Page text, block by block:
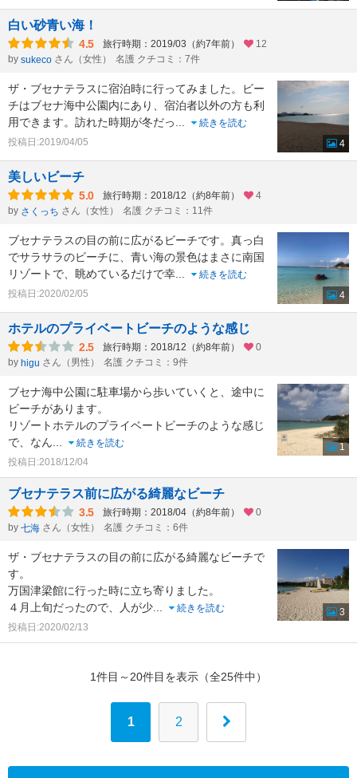
白い砂青い海！
4.5 旅行時期：2019/03（約7年前）
12
by sukeco さん（女性） 名護 クチコミ：7件
ザ・ブセナテラスに宿泊時に行ってみました。ビー
チはブセナ海中公園内にあり、宿泊者以外の方も利
用できます。訪れた時期が冬だっ
続きを読む
投稿日:2019/04/05
4
美しいビーチ
5.0 旅行時期：2018/12（約8年前）
4
by さくっち さん（女性） 名護 クチコミ：11件
ブセナテラスの目の前に広がるビーチです。真っ白
でサラサラのビーチに、青い海の景色はまさに南国
リゾートで、眺めているだけで幸
続きを読む
投稿日:2020/02/05
4
ホテルのプライベートビーチのような感じ
2.5 旅行時期：2018/12（約8年前）
0
by higu さん（男性） 名護 クチコミ：9件
ブセナ海中公園に駐車場から歩いていくと、途中に
ビーチがあります。
リゾートホテルのプライベートビーチのような感じ
で、なん
続きを読む
投稿日:2018/12/04
1
ブセナテラス前に広がる綺麗なビーチ
3.5 旅行時期：2018/04（約8年前）
0
by 七海 さん（女性） 名護 クチコミ：6件
ザ・ブセナテラスの目の前に広がる綺麗なビーチで
す。
万国津梁館に行った時に立ち寄りました。
４月上旬だったので、人が少
続きを読む
投稿日:2020/02/13
3
1件目～20件目を表示（全25件中）
1 2